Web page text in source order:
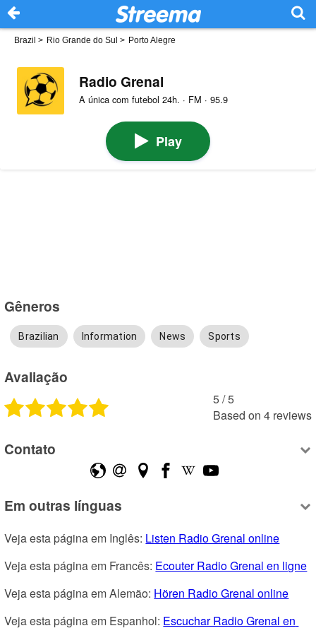
Brazil > Rio Grande do Sul > Porto Alegre
Radio Grenal
A única com futebol 24h. · FM · 95.9
Play
Gêneros
Brazilian Information News Sports
Avaliação
5 /5
Based on 4 reviews
Contato
Em outras línguas
Veja esta página em Inglês: Listen Radio Grenal online
Veja esta página em Francês: Ecouter Radio Grenal en ligne
Veja esta página em Alemão: Hören Radio Grenal online
Veja esta página em Espanhol: Escuchar Radio Grenal en